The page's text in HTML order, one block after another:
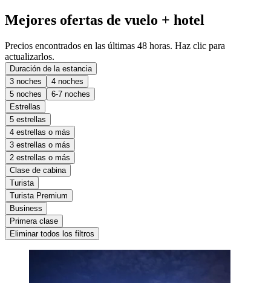
Mejores ofertas de vuelo + hotel
Precios encontrados en las últimas 48 horas. Haz clic para
actualizarlos.
Duración de la estancia
3 noches
4 noches
5 noches
6-7 noches
Estrellas
5 estrellas
4 estrellas o más
3 estrellas o más
2 estrellas o más
Clase de cabina
Turista
Turista Premium
Business
Primera clase
Eliminar todos los filtros